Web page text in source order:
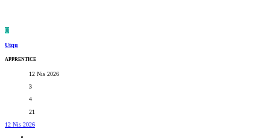
U
Utqu
APPRENTICE
12 Nis 2026
3
4
21
12 Nis 2026